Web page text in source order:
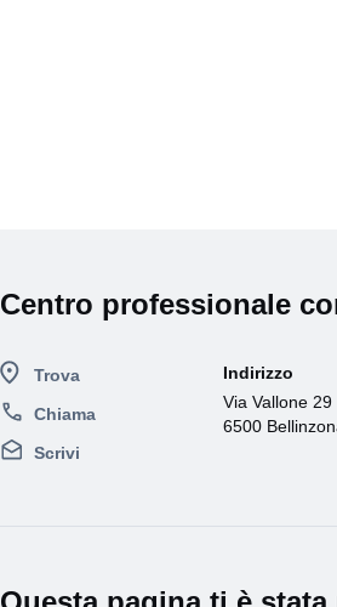
Centro professionale
Trova
Chiama
Scrivi
Indirizzo
Via Vallone 29
6500